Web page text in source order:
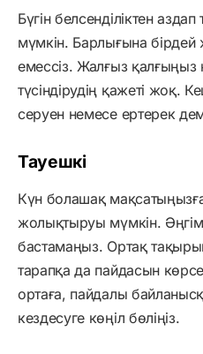
Бүгін белсенділіктен
мүмкін. Барлығына бірдей
емессіз. Жалғыз қалғыңыз
түсіндірудің қажеті жоқ.
серуен немесе ертерек
Тауешкі
Күн болашақ
жолықтыруы мүмкін.
бастамаңыз. Ортақ тақырып
тарапқа да пайдасын
ортаға, пайдалы
кездесуге көңіл бөліңіз.